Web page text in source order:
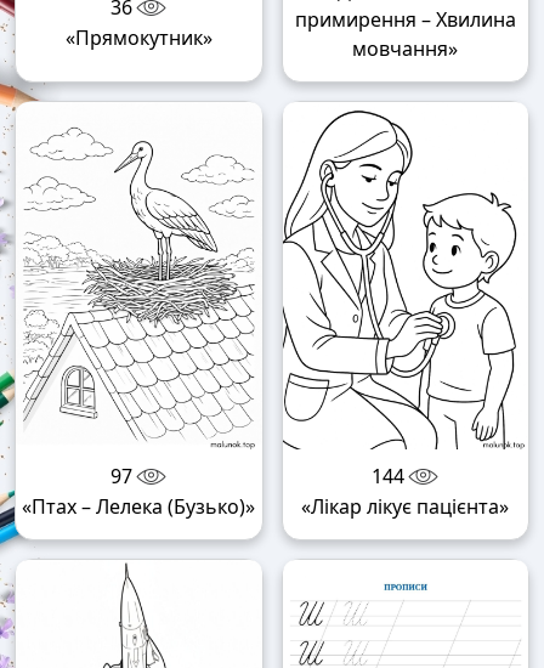
36
«Прямокутник»
примирення – Хвилина
мовчання»
97
«Птах – Лелека (Бузько)»
144
«Лікар лікує пацієнта»